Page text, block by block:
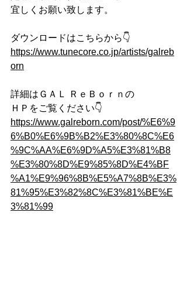
宜しくお願い致します。
ダウンロードはこちらから👇
https://www.tunecore.co.jp/artists/galreb
orn
詳細はＧＡＬ ＲｅＢｏｒｎの
ＨＰをご覧ください👇
https://www.galreborn.com/post/%E6%9
6%B0%E6%9B%B2%E3%80%8C%E6
%9C%AA%E6%9D%A5%E3%81%B8
%E3%80%8D%E9%85%8D%E4%BF
%A1%E9%96%8B%E5%A7%8B%E3%
81%95%E3%82%8C%E3%81%BE%E
3%81%99